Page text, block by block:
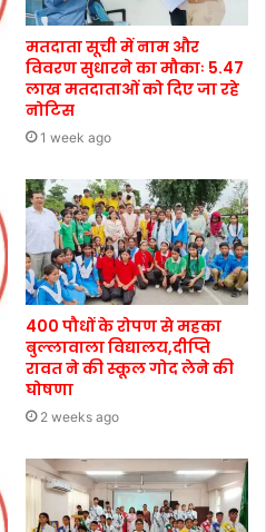
मतदाता सूची में नाम और
विवरण सुधारने का मौकाः 5.47
लाख मतदाताओं को दिए जा रहे
नोटिस
1 week ago
400 पौधों के रोपण से महका
बुल्लावाला विद्यालय,दीप्ति
रावत ने की स्कूल गोद लेने की
घोषणा
2 weeks ago